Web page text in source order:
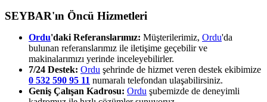
SEYBAR'ın Öncü Hizmetleri
Ordu'daki Referanslarımız: Müşterilerimiz, Ordu'da
bulunan referanslarımız ile iletişime geçebilir ve
makinalarımızı yerinde inceleyebilirler.
7/24 Destek: Ordu şehrinde de hizmet veren destek ekibimize
0 532 590 95 11 numaralı telefondan ulaşabilirsiniz.
Geniş Çalışan Kadrosu: Ordu şubemizde de deneyimli